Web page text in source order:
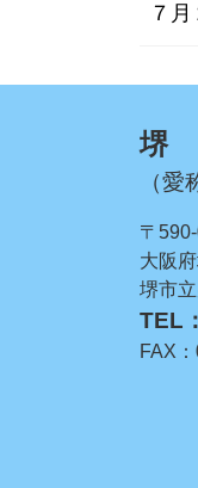
７
堺
（愛
〒
大阪
堺市
TEL
FAX